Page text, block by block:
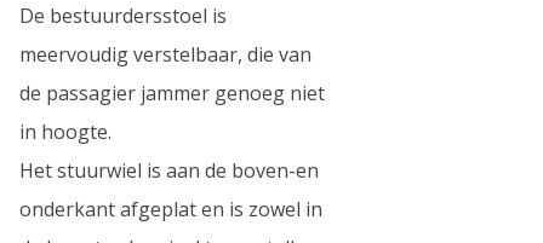
De bestuurdersstoel is
meervoudig verstelbaar, die van
de passagier jammer genoeg niet
in hoogte.
Het stuurwiel is aan de boven-en
onderkant afgeplat en is zowel in